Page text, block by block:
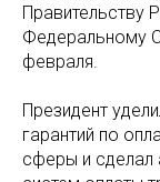
Правительству
Федеральному
февраля.
Президент
гарантий по
сферы и сделал